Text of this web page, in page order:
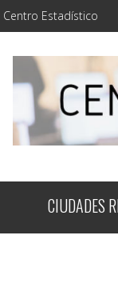
Centro Estadístico
CIUDADES